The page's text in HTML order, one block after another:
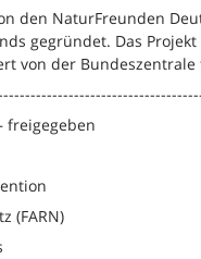
den NaturFreunden
gegründet. Das
von der
freigegeben
(FARN)